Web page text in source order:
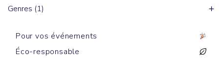
Genres (1)
Pour vos événements
Éco-responsable